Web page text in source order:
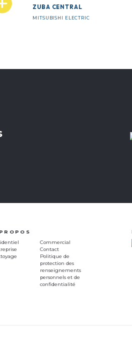
ZUBA CENTRAL
MITSUBISHI ELECTRIC
Commercial
Contact
Politique de
protection des
renseignements
personnels et de
confidentialité